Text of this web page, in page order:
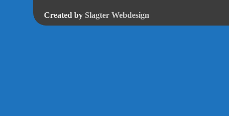
Created by Slagter Webdesign